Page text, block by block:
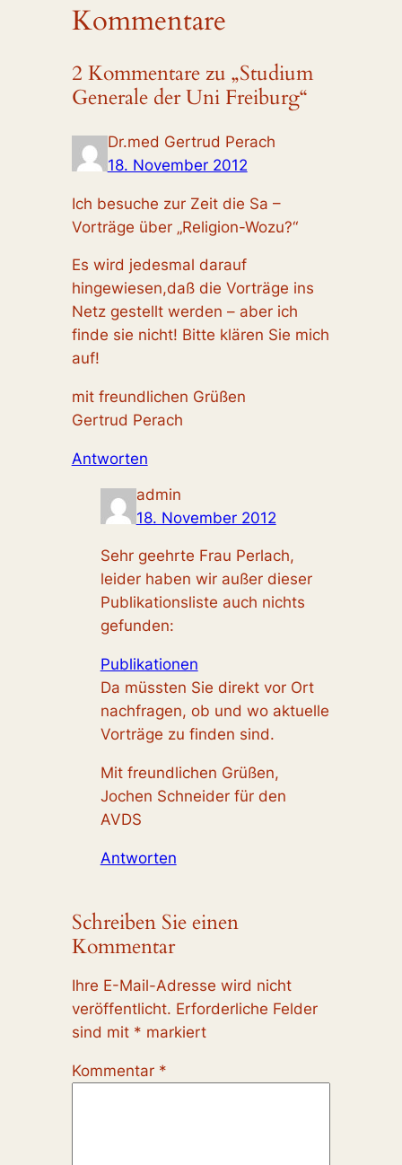
Kommentare
2 Kommentare zu „Studium
Generale der Uni Freiburg“
Dr.med Gertrud Perach
18. November 2012
Ich besuche zur Zeit die Sa –
Vorträge über „Religion-Wozu?“
Es wird jedesmal darauf
hingewiesen,daß die Vorträge ins
Netz gestellt werden – aber ich
finde sie nicht! Bitte klären Sie mich
auf!
mit freundlichen Grüßen
Gertrud Perach
Antworten
admin
18. November 2012
Sehr geehrte Frau Perlach,
leider haben wir außer dieser
Publikationsliste auch nichts
gefunden:
Publikationen
Da müssten Sie direkt vor Ort
nachfragen, ob und wo aktuelle
Vorträge zu finden sind.
Mit freundlichen Grüßen,
Jochen Schneider für den
AVDS
Antworten
Schreiben Sie einen
Kommentar
Ihre E-Mail-Adresse wird nicht
veröffentlicht. Erforderliche Felder
sind mit * markiert
Kommentar *